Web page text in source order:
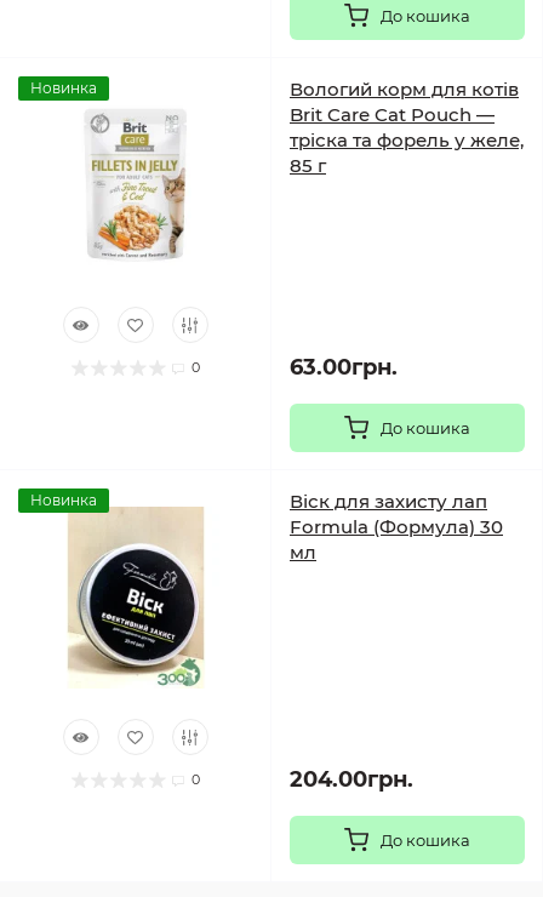
До кошика
Новинка
0
Вологий корм для котів
Brit Care Cat Pouch —
тріска та форель у желе,
85 г
63.00грн.
До кошика
Новинка
0
Віск для захисту лап
Formula (Формула) 30
мл
204.00грн.
До кошика